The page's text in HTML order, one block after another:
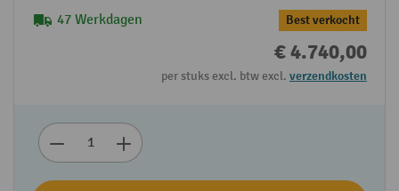
47 Werkdagen Best verkocht
€ 4.740,00
per stuks excl. btw excl. verzendkosten